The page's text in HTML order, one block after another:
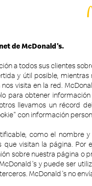
de McDonald's.
a todos sus clientes
y útil posible,
visita en la red.
para obtener
llevamos un récord
con información
como el nombre
visitan la página.
sobre nuestra página o
y puede ser
McDonald's no